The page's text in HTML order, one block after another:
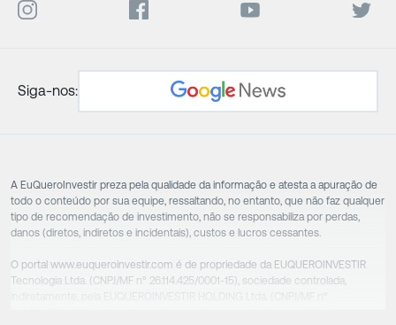
Siga-nos:
A EuQueroInvestir preza pela qualidade da informação e atesta a apuração de
todo o conteúdo por sua equipe, ressaltando, no entanto, que não faz qualquer
tipo de recomendação de investimento, não se responsabiliza por perdas,
danos (diretos, indiretos e incidentais), custos e lucros cessantes.
O portal www.euqueroinvestir.com é de propriedade da EUQUEROINVESTIR
Tecnologia Ltda. (CNPJ/MF nº 26.114.425/0001-15), sociedade controlada,